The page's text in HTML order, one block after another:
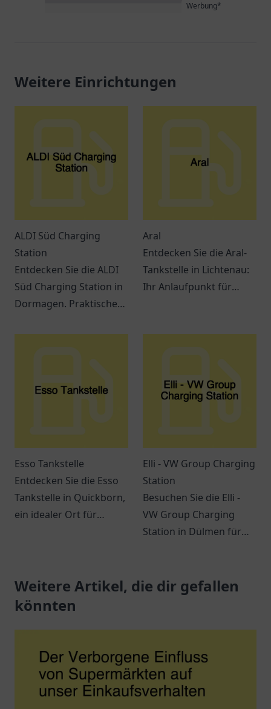
Werbung*
Weitere Einrichtungen
ALDI Süd Charging
Station
Entdecken Sie die ALDI
Süd Charging Station in
Dormagen. Praktische
Elektrofahrzeuge und
erwarten Sie.
Aral
Entdecken Sie die Aral-
Tankstelle in Lichtenau:
Ihr Anlaufpunkt für
Verschnaufpausen auf
Esso Tankstelle
Entdecken Sie die Esso
Tankstelle in Quickborn,
ein idealer Ort für
erwartet Sie!
Elli - VW Group Charging
Station
Besuchen Sie die Elli -
VW Group Charging
Station in Dülmen für
Elektrofahrzeuge.
Weitere Artikel, die dir gefallen
könnten